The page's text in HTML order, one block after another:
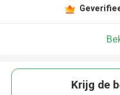
Krijg de